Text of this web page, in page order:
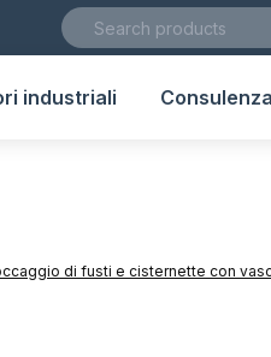
industriali Consulenza
di fusti e cisternette con